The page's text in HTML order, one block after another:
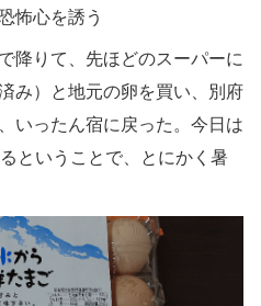
怖心を誘う
降りて、先ほどのスーパーに
み）と地元の卵を買い、別府
いったん宿に戻った。今日は
ということで、とにかく暑